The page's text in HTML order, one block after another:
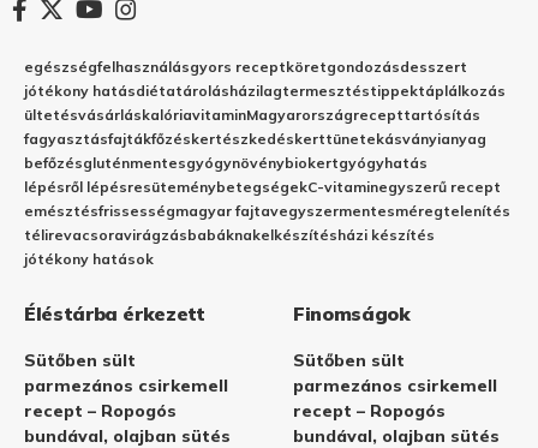
egészségfelhasználásgyors receptköretgondozásdesszert
jótékony hatásdiétatárolásházilagtermesztéstippektáplálkozás
ültetésvásárláskalóriavitaminMagyarországrecepttartósítás
fagyasztásfajtákfőzéskertészkedéskerttünetekásványianyag
befőzésgluténmentesgyógynövénybiokertgyógyhatás
lépésről lépésresüteménybetegségekC-vitaminegyszerű recept
emésztésfrissességmagyar fajtavegyszermentesméregtelenítés
télirevacsoravirágzásbabáknakelkészítésházi készítés
jótékony hatások
Éléstárba érkezett
Sütőben sült
parmezános csirkemell
recept – Ropogós
bundával, olajban sütés
Finomságok
Sütőben sült
parmezános csirkemell
recept – Ropogós
bundával, olajban sütés